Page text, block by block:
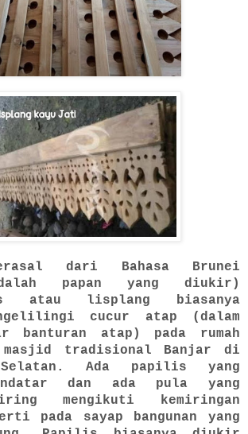
dari Bahasa Brunei
papan yang diukir)
atau lisplang biasanya
cucur atap (dalam
banturan atap) pada rumah
masjid tradisional Banjar di
Selatan. Ada papilis yang
dan ada pula yang
mengikuti kemiringan
pada sayap bangunan yang